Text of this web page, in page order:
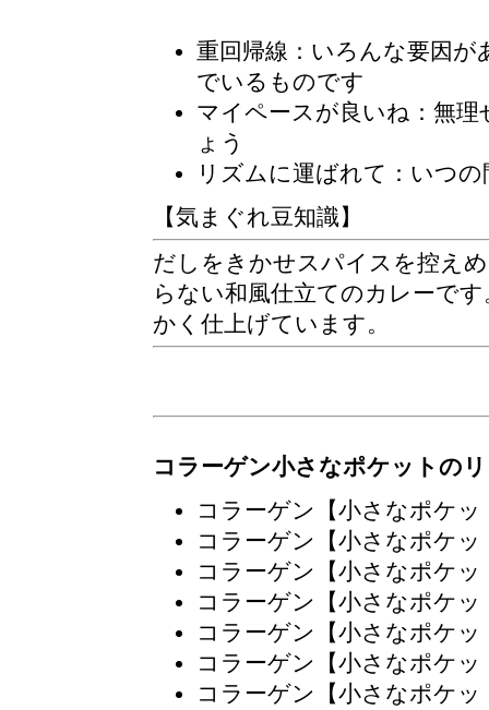
重回帰線：いろんな要因
でいるものです
マイペースが良いね：無
ょう
リズムに運ばれて：いつ
【気まぐれ豆知識】
だしをきかせスパイスを控え
らない和風仕立てのカレーで
かく仕上げています。
コラーゲン小さなポケットの
コラーゲン【小さなポケ
コラーゲン【小さなポケ
コラーゲン【小さなポケ
コラーゲン【小さなポケ
コラーゲン【小さなポケ
コラーゲン【小さなポケ
コラーゲン【小さなポケ